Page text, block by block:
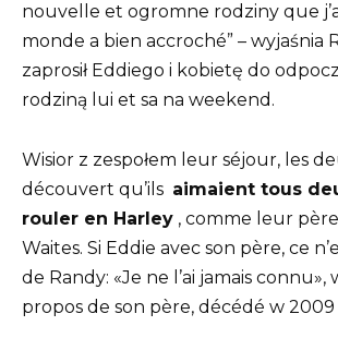
nouvelle et ogromne rodziny que
monde a bien accroché” – wyjaśnia
zaprosił Eddiego i kobietę do
rodziną lui et sa na weekend.
Wisior z zespołem leur séjour, les
découvert qu’ils aimaient tous
rouler en Harley , comme leur
Waites. Si Eddie avec son père, ce
de Randy: «Je ne l’ai jamais connu»,
propos de son père, décédé w